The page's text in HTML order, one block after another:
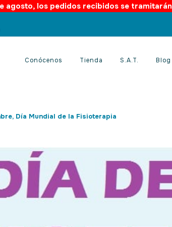
agosto, los pedidos recibidos se
Conócenos Tienda S.A.T. Blog
Día Mundial de la Fisioterapia